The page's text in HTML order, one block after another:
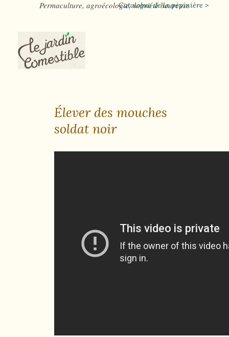
Permaculture, agroécologie, sobriété heureuse
Catalogue de la pépinière >
Élever des mouches
soldat noir